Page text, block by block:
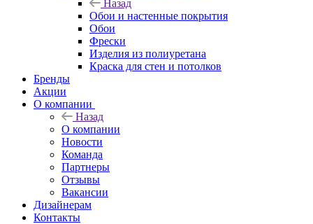
Назад
Обои и настенные покрытия
Обои
Фрески
Изделия из полиуретана
Краска для стен и потолков
Бренды
Акции
О компании
Назад
О компании
Новости
Команда
Партнеры
Отзывы
Вакансии
Дизайнерам
Контакты